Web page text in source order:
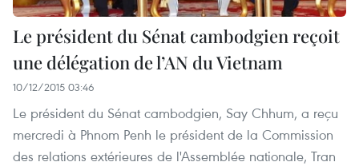
Le président du Sénat cambodgien reçoit
une délégation de l’AN du Vietnam
10/12/2015 03:46
Le président du Sénat cambodgien, Say Chhum, a reçu
mercredi à Phnom Penh le président de la Commission
des relations extérieures de l'Assemblée nationale, Tran